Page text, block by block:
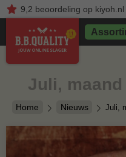
9,2 beoordelingop kiyoh.nl
Home Nieuws Juli,
Juli,